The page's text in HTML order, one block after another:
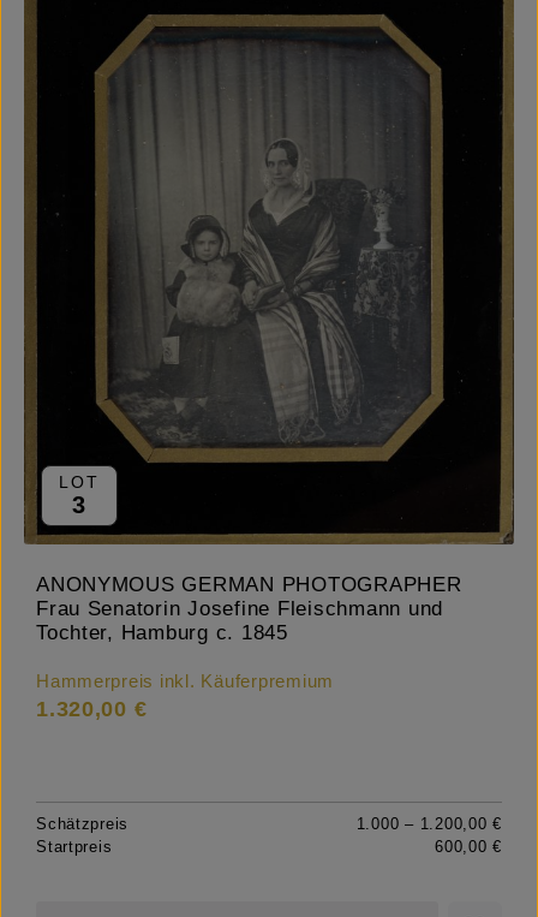
LOT
3
ANONYMOUS GERMAN PHOTOGRAPHER
Frau Senatorin Josefine Fleischmann und
Tochter, Hamburg c. 1845
Hammerpreis inkl. Käuferpremium
1.320,00 €
Schätzpreis
1.000 – 1.200,00 €
Startpreis
600,00 €